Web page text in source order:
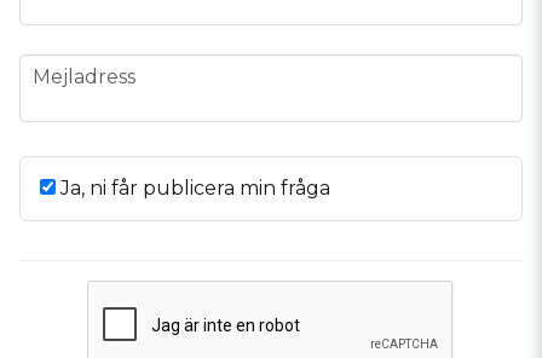
email
Mejladress
Ja, ni får publicera min fråga